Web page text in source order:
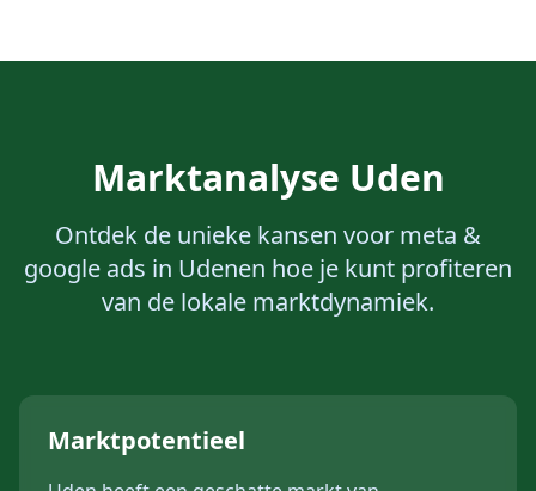
Marktanalyse Uden
Ontdek de unieke kansen voor meta &
google ads in Udenen hoe je kunt profiteren
van de lokale marktdynamiek.
Marktpotentieel